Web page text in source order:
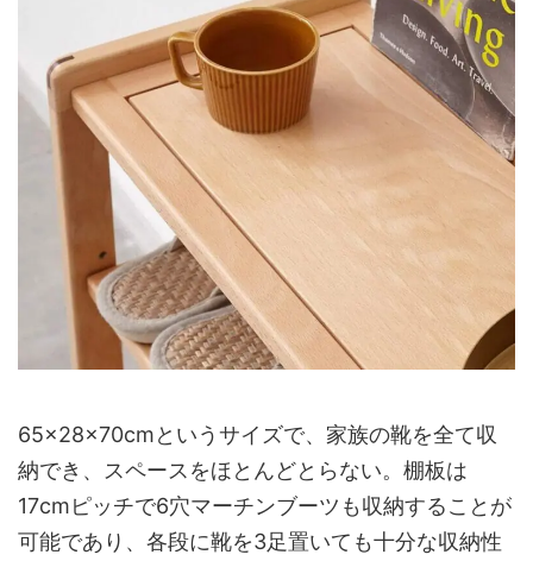
65×28×70cmというサイズで、家族の靴を全て収
納でき、スペースをほとんどとらない。棚板は
17cmピッチで6穴マーチンブーツも収納することが
可能であり、各段に靴を3足置いても十分な収納性